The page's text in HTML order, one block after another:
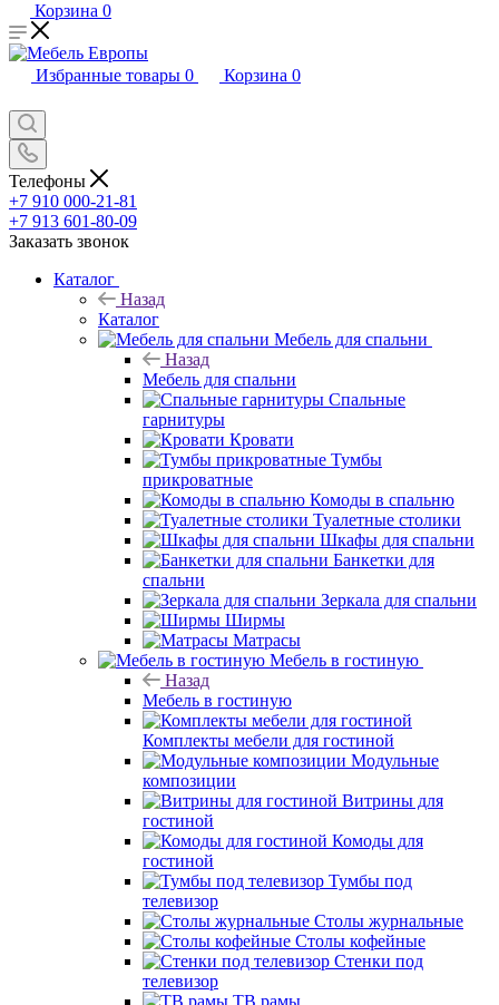
Корзина 0
Избранные товары 0 Корзина 0
Телефоны
+7 910 000-21-81
+7 913 601-80-09
Заказать звонок
Каталог
Назад
Каталог
Мебель для спальни
Назад
Мебель для спальни
Спальные
гарнитуры
Кровати
Тумбы
прикроватные
Комоды в спальню
Туалетные столики
Шкафы для спальни
Банкетки для
спальни
Зеркала для спальни
Ширмы
Матрасы
Мебель в гостиную
Назад
Мебель в гостиную
Комплекты мебели для гостиной
Модульные
композиции
Витрины для
гостиной
Комоды для
гостиной
Тумбы под
телевизор
Столы журнальные
Столы кофейные
Стенки под
телевизор
ТВ рамы